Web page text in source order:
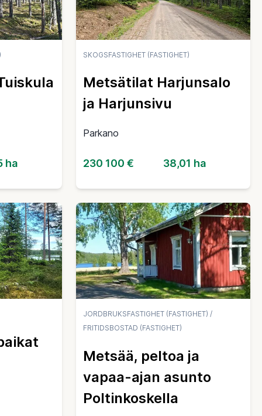
ha
SKOGSFASTIGHET (FASTIGHET)
Metsätilat Harjunsalo
ja Harjunsivu
Parkano
230 100 € 38,01 ha
JORDBRUKSFASTIGHET (FASTIGHET) /
FRITIDSBOSTAD (FASTIGHET)
Metsää, peltoa ja
vapaa-ajan asunto
Poltinkoskella